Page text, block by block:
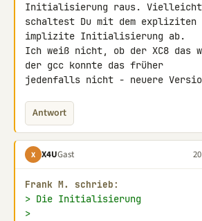
Initialisierung raus. Vielleicht
schaltest Du mit dem
implizite Initialisierung ab.
Ich weiß nicht, ob der XC8 das
der gcc konnte das früher
jedenfalls nicht - neuere
Antwort
X X4UGast
Frank M. schrieb:
> Die Initialisierung
>